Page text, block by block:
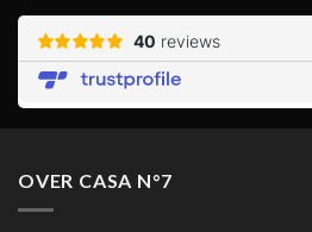
OVER CASA N°7